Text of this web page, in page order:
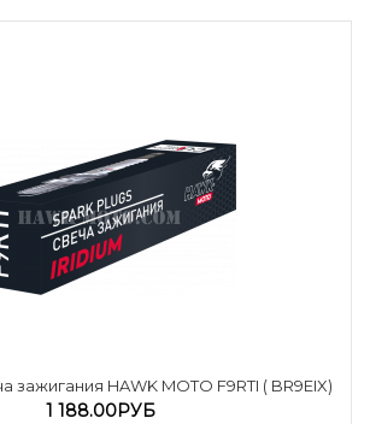
зажигания HAWK MOTO F9RTI ( BR9EIX)
1 188.00РУБ